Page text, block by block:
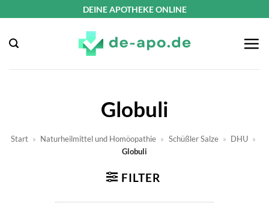
springen
DEINE APOTHEKE ONLINE
Globuli
Start » Naturheilmittel und Homöopathie » Schüßler Salze » DHU »
Globuli
FILTER